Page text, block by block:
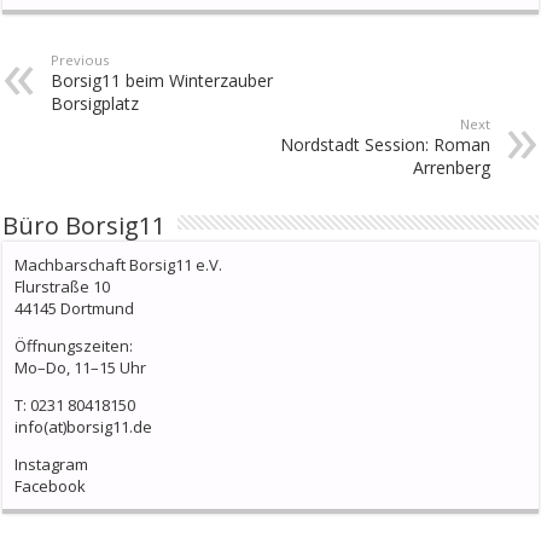
Previous
Borsig11 beim Winterzauber
Borsigplatz
Next
Nordstadt Session: Roman
Arrenberg
Büro Borsig11
Machbarschaft Borsig11 e.V.
Flurstraße 10
44145 Dortmund
Öffnungszeiten:
Mo–Do, 11–15 Uhr
T: 0231 80418150
info(at)borsig11.de
Instagram
Facebook